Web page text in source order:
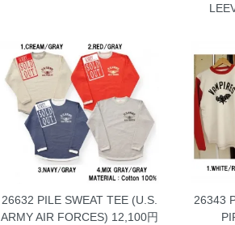
26632 PILE SWEAT TEE (U.S.
ARMY AIR FORCES) 12,100円
26343